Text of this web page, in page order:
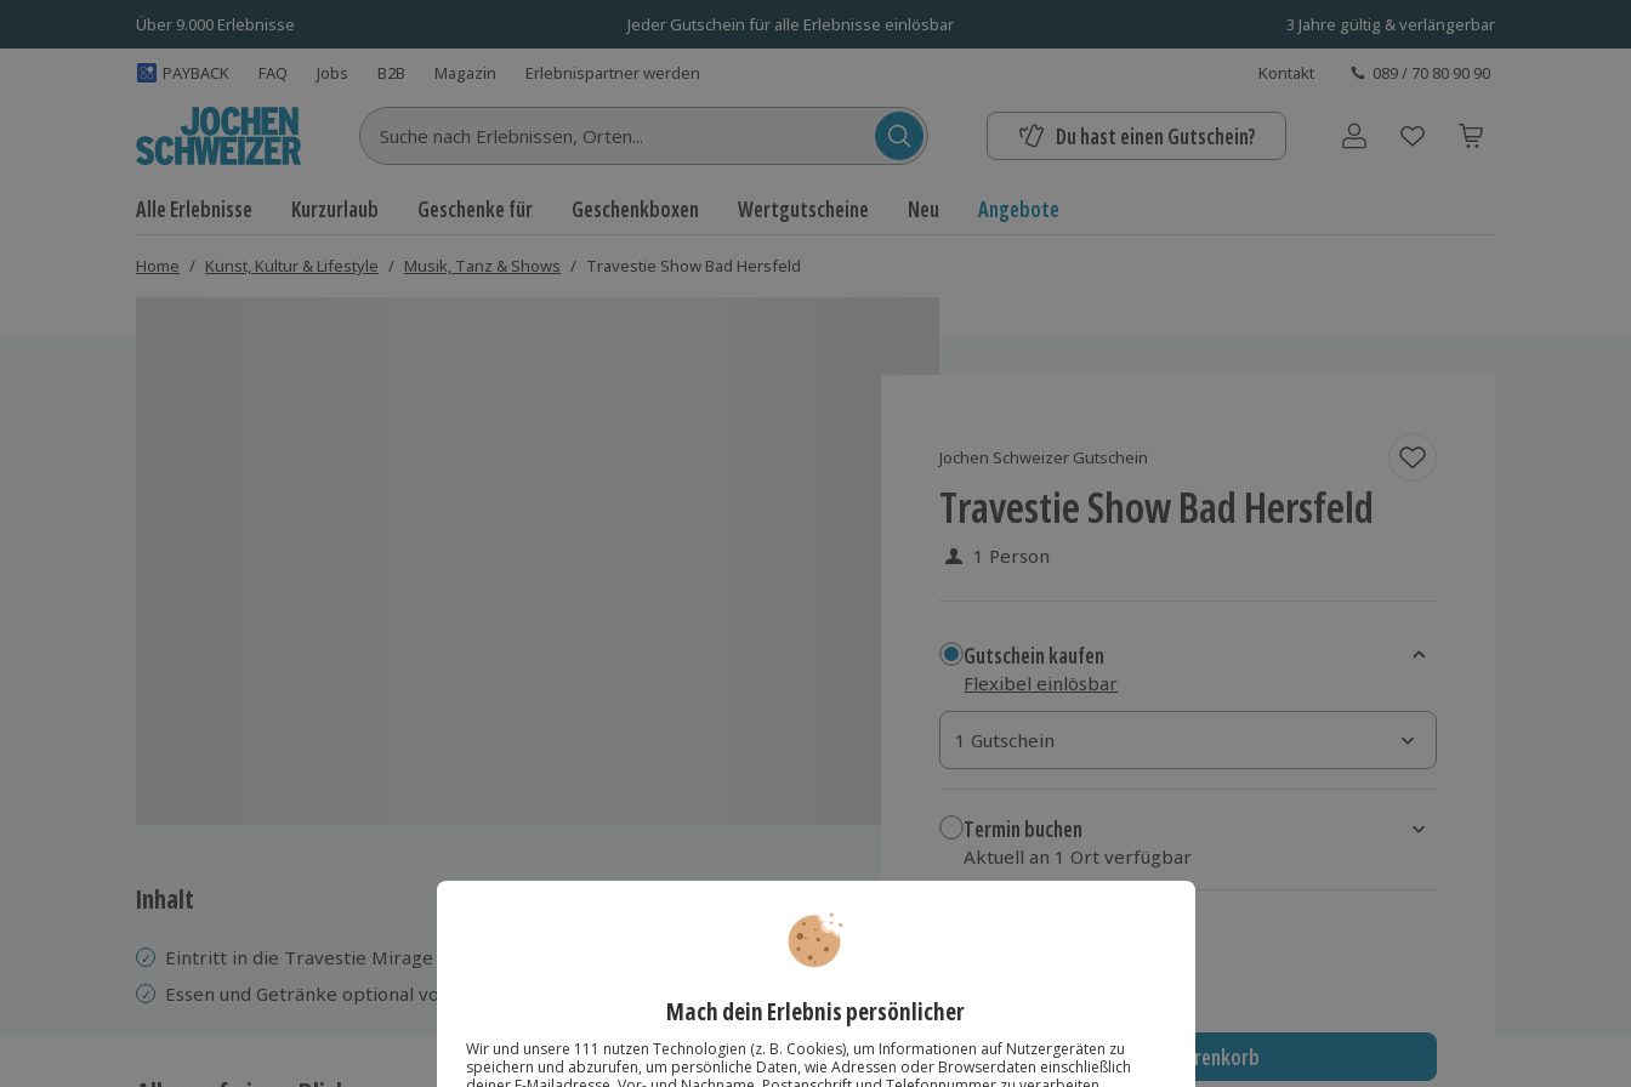
Über 9.000 Erlebnisse Jeder Gutschein für alle Erlebnisse einlösbar 3 Jahre gültig & verlängerbar
PAYBACK FAQ Jobs B2B Magazin Erlebnispartner werden Kontakt 089 / 70 80 90 90
Suche nach Erlebnissen... Du hast einen Gutschein? Benutzerkonto
Alle Erlebnisse Kurzurlaub Geschenke für Geschenkboxen Wertgutscheine Neu Angebote
Home / Kunst, Kultur & Lifestyle / Musik, Tanz & Shows / Travestie Show Bad Hersfeld
Jochen Schweizer Gutschein
Travestie Show Bad Hersfeld
1 Person
Gutschein kaufen
Flexibel einlösbar
1 Gutschein
1 Gutschein
1 Gutschein
Termin buchen
Aktuell an 1 Ort verfügbar
In den Warenkorb
Inhalt
Eintritt in die Travestie Mirage Show
Essen und Getränke optional vor Ort gegen Gebühr